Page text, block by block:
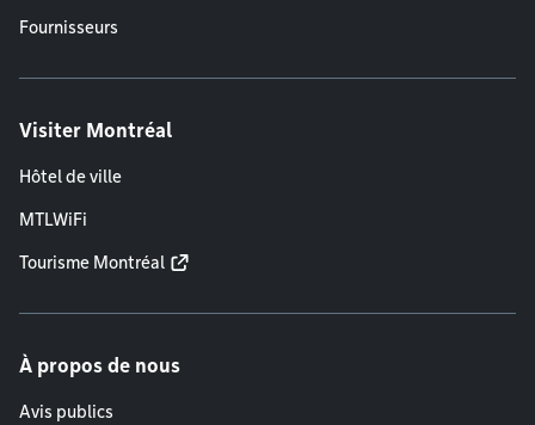
Fournisseurs
Visiter Montréal
Hôtel de ville
MTLWiFi
Tourisme Montréal
À propos de nous
Avis publics